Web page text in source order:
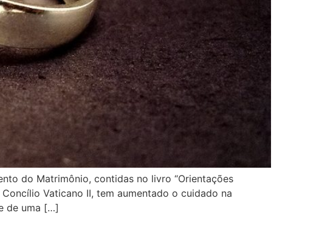
do Matrimônio, contidas no livro “Orientações
Vaticano II, tem aumentado o cuidado na
de uma […]